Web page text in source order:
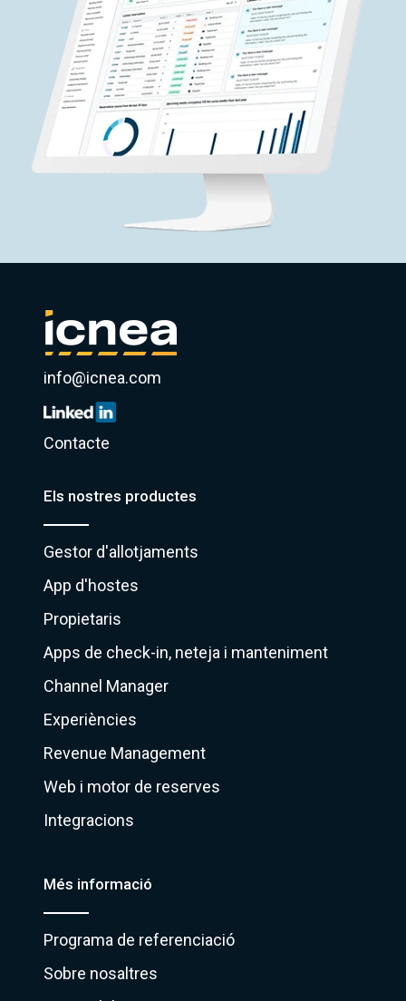
info@icnea.com
Contacte
Els nostres productes
Gestor d'allotjaments
App d'hostes
Propietaris
Apps de check-in, neteja i manteniment
Channel Manager
Experiències
Revenue Management
Web i motor de reserves
Integracions
Més informació
Programa de referenciació
Sobre nosaltres